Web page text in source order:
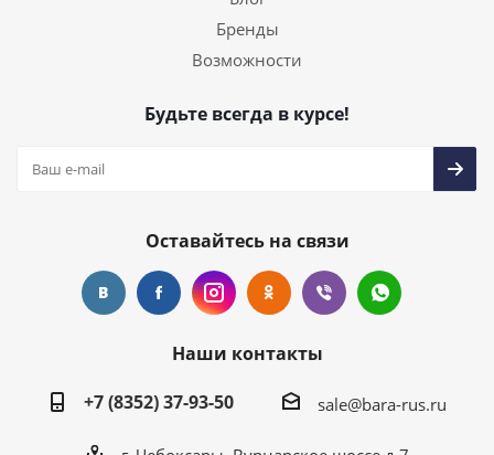
Бренды
Возможности
Будьте всегда в курсе!
Оставайтесь на связи
Наши контакты
+7 (8352) 37-93-50
sale@bara-rus.ru